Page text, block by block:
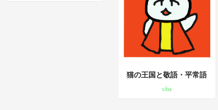
猫の王国と敬語・平常語
siba